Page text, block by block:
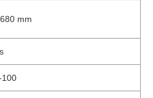
mm
100